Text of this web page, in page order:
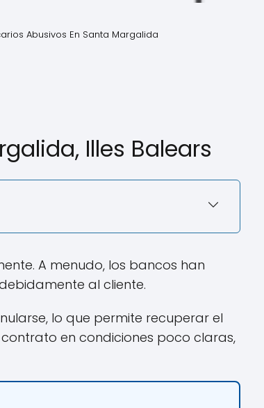
Abusivos En Santa Margalida
Illes Balears
A menudo, los bancos han
al cliente.
lo que permite recuperar el
en condiciones poco claras,